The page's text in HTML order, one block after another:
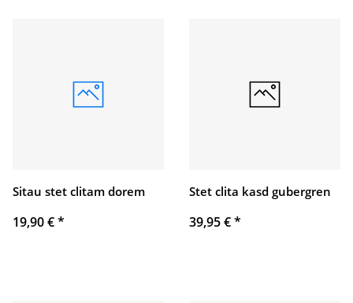
Sitau stet clitam dorem
19,90 €*
Stet clita kasd gubergren
39,95 €*